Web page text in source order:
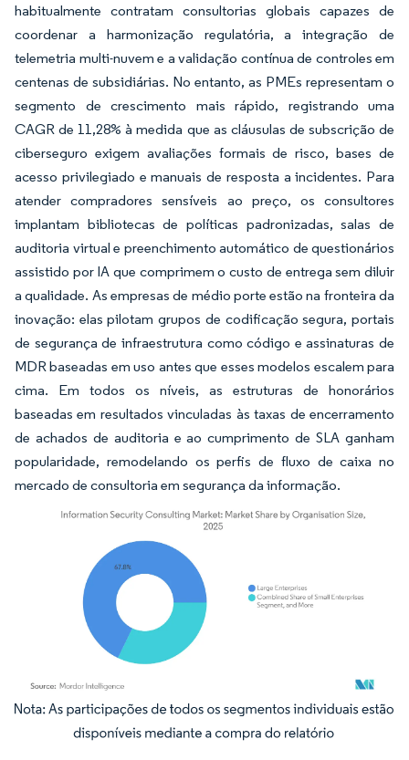
habitualmente contratam consultorias globais capazes de
coordenar a harmonização regulatória, a integração de
telemetria multi-nuvem e a validação contínua de controles em
centenas de subsidiárias. No entanto, as PMEs representam o
segmento de crescimento mais rápido, registrando uma
CAGR de 11,28% à medida que as cláusulas de subscrição de
ciberseguro exigem avaliações formais de risco, bases de
acesso privilegiado e manuais de resposta a incidentes. Para
atender compradores sensíveis ao preço, os consultores
implantam bibliotecas de políticas padronizadas, salas de
auditoria virtual e preenchimento automático de questionários
assistido por IA que comprimem o custo de entrega sem diluir
a qualidade. As empresas de médio porte estão na fronteira da
inovação: elas pilotam grupos de codificação segura, portais
de segurança de infraestrutura como código e assinaturas de
MDR baseadas em uso antes que esses modelos escalem para
cima. Em todos os níveis, as estruturas de honorários
baseadas em resultados vinculadas às taxas de encerramento
de achados de auditoria e ao cumprimento de SLA ganham
popularidade, remodelando os perfis de fluxo de caixa no
mercado de consultoria em segurança da informação.
Imagem © Mordor Intelligence. O reuso requer atribuição conforme CC BY 4.0.